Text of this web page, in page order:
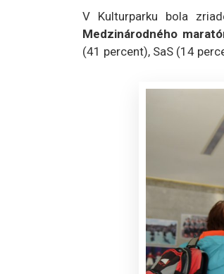
V Kulturparku bola
Medzinárodného
(41 percent), SaS (14